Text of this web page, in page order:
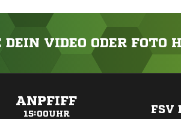
VIDEO ODER FOTO
ANPFIFF
15:00UHR FSV